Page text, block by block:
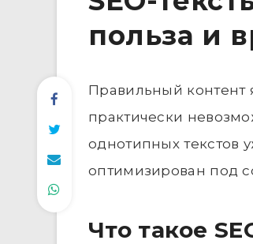
польза и
Правильный контент
практически
однотипных текстов
оптимизирован под
Что такое